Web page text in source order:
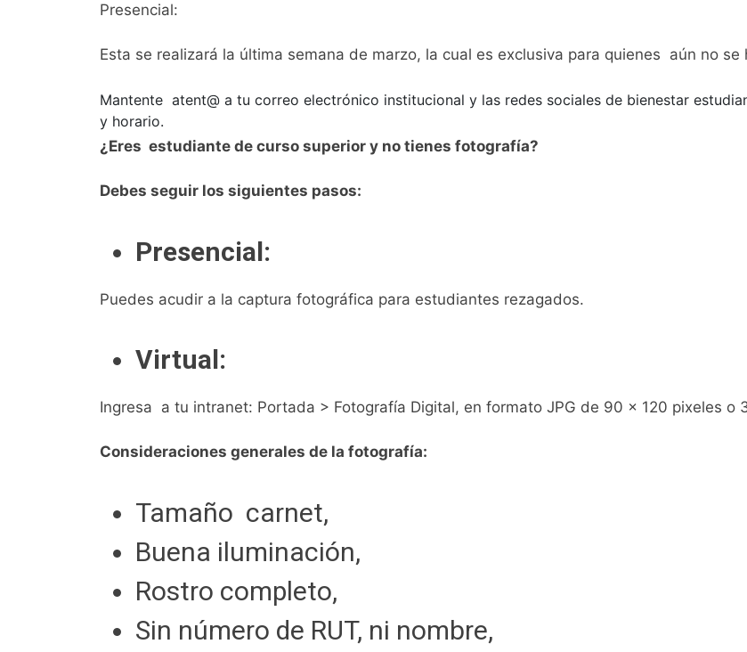
Presencial:
Esta se realizará la última semana de marzo, la cual es exclusiva para quienes aún no
Mantente atent@ a tu correo electrónico institucional y las redes sociales de bienestar
y horario.
¿Eres estudiante de curso superior y no tienes fotografía?
Debes seguir los siguientes pasos:
Presencial:
Puedes acudir a la captura fotográfica para estudiantes rezagados.
Virtual:
Ingresa a tu intranet: Portada > Fotografía Digital, en formato JPG de 90 x 120 pixeles o
Consideraciones generales de la fotografía:
Tamaño carnet,
Buena iluminación,
Rostro completo,
Sin número de RUT, ni nombre,